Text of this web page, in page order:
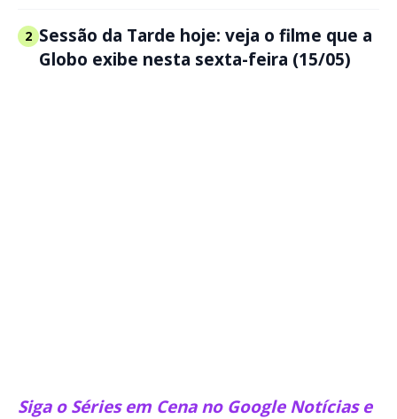
2 Sessão da Tarde hoje: veja o filme que a
Globo exibe nesta sexta-feira (15/05)
Siga o Séries em Cena no Google Notícias e